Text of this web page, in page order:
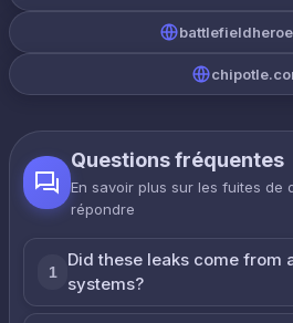
Questions fréquentes
En savoir plus sur les fuites de
répondre
1
Did these leaks come from
systems?